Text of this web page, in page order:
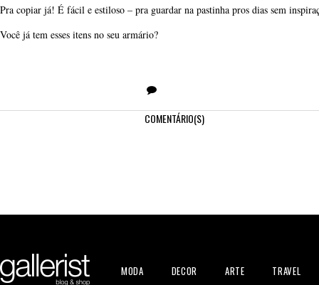
Pra copiar já! É fácil e estiloso – pra guardar na pastinha pros dias sem
Você já tem esses itens no seu armário?
COMENTÁRIO(S)
MODA DECOR ARTE TRAVEL